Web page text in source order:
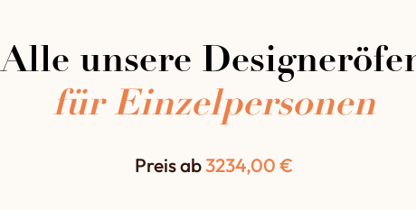
Alle unsere
für Einzelpersonen
Preis ab3234,00€